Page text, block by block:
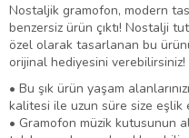
Nostaljik gramofon, modern
benzersiz ürün çıktı! Nostalji
özel olarak tasarlanan bu
orijinal hediyesini verebilirsiniz!
• Bu şık ürün yaşam
kalitesi ile uzun süre size eşlik
• Gramofon müzik kutusunun